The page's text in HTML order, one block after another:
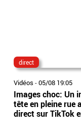
direct
Vidéos -05/08 19:05
Images choc: Un
tête en pleine rue
direct sur TikTok